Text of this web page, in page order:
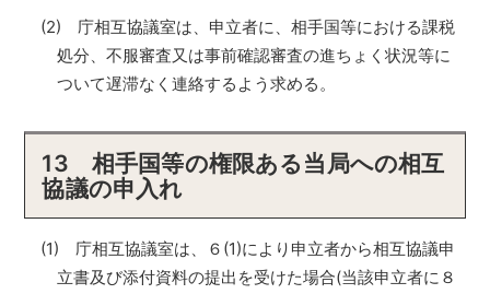
(2) 庁相互協議室は、申立者に、相手国等における課税
処分、不服審査又は事前確認審査の進ちょく状況等に
ついて遅滞なく連絡するよう求める。
13 相手国等の権限ある当局への相互
協議の申入れ
(1) 庁相互協議室は、６(1)により申立者から相互協議申
立書及び添付資料の提出を受けた場合(当該申立者に８